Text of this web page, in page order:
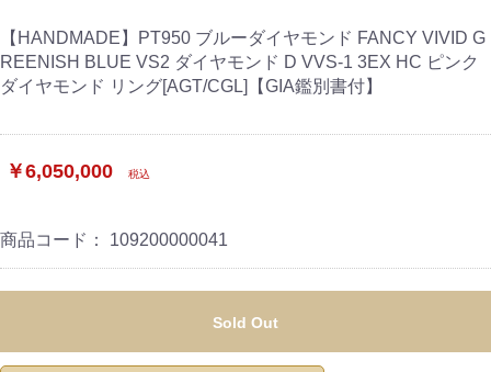
【HANDMADE】PT950 ブルーダイヤモンド FANCY VIVID G
REENISH BLUE VS2 ダイヤモンド D VVS-1 3EX HC ピンク
ダイヤモンド リング[AGT/CGL]【GIA鑑別書付】
￥6,050,000 税込
商品コード： 109200000041
Sold Out